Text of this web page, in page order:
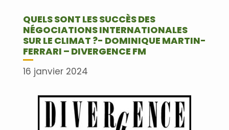
QUELS SONT LES SUCCÈS DES
NÉGOCIATIONS INTERNATIONALES
SUR LE CLIMAT ?- DOMINIQUE MARTIN-
FERRARI – DIVERGENCE FM
16 janvier 2024